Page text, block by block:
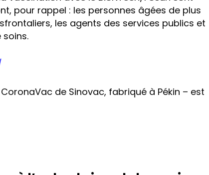
pour rappel : les personnes âgées de plus
les agents des services publics et
de Sinovac, fabriqué à Pékin – est